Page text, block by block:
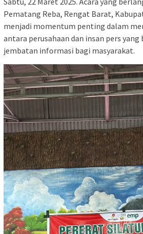
Pematang Reba, Rengat Barat,
menjadi momentum penting dalam
antara perusahaan dan insan pers yang
jembatan informasi bagi masyarakat.